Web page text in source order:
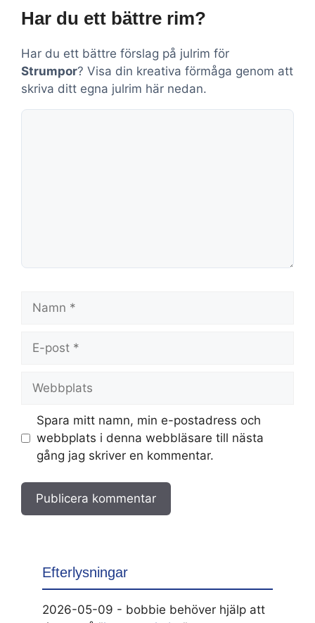
Har du ett bättre rim?
Har du ett bättre förslag på julrim för
Strumpor? Visa din kreativa förmåga genom att
skriva ditt egna julrim här nedan.
Kommentar
post
Spara mitt namn, min e-postadress och
webbplats i denna webbläsare till nästa
gång jag skriver en kommentar.
Efterlysningar
2026-05-09 - bobbie behöver hjälp att